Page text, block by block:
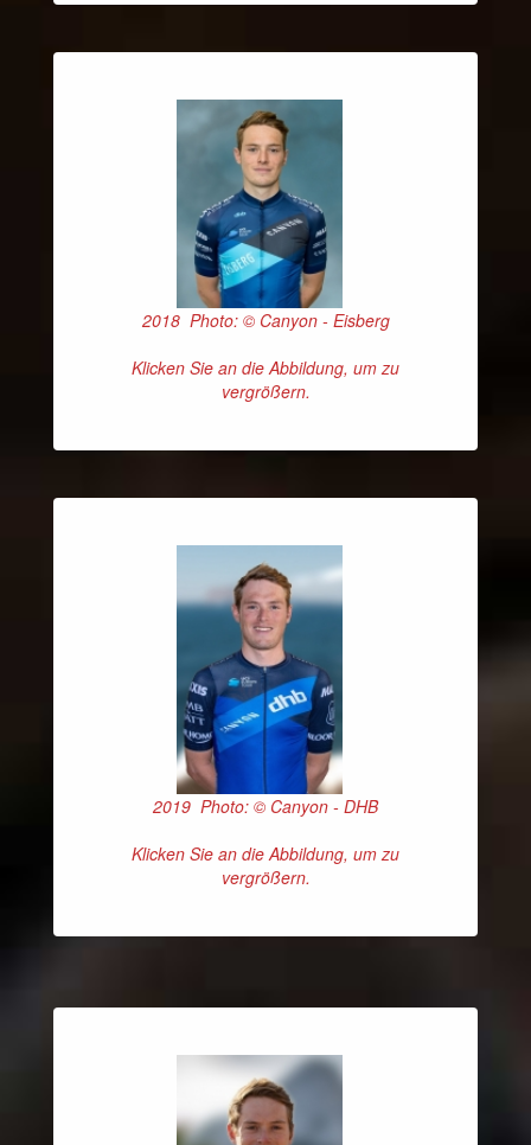
2018 Photo: © Canyon - Eisberg
Klicken Sie an die Abbildung, um zu
vergrößern.
2019 Photo: © Canyon - DHB
Klicken Sie an die Abbildung, um zu
vergrößern.